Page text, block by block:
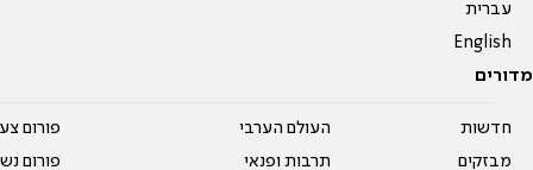
עברית
English
מדורים
חדשות
מבזקים
העולם הערבי
תרבות ופנאי
פורום
פורום